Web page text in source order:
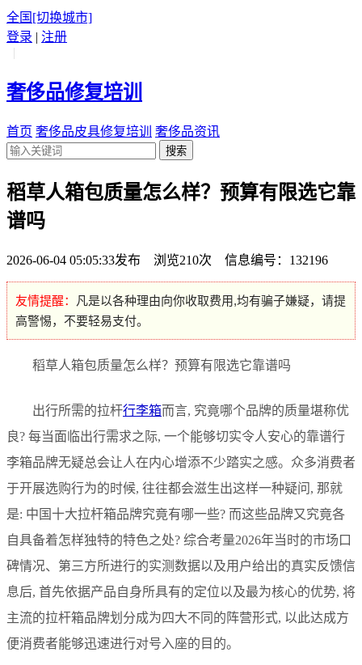
全国 [切换城市]
登录 | 注册
|
奢侈品修复培训
首页 奢侈品皮具修复培训 奢侈品资讯
搜索
稻草人箱包质量怎么样？预算有限选它靠
谱吗
2026-06-04 05:05:33发布 浏览210次 信息编号：132196
友情提醒：
凡是以各种理由向你收取费用,均有骗子嫌疑，请提
高警惕，不要轻易支付。
稻草人箱包质量怎么样？预算有限选它靠谱吗
出行所需的拉杆行李箱而言, 究竟哪个品牌的质量堪称优
良? 每当面临出行需求之际, 一个能够切实令人安心的靠谱行
李箱品牌无疑总会让人在内心增添不少踏实之感。众多消费者
于开展选购行为的时候, 往往都会滋生出这样一种疑问, 那就
是: 中国十大拉杆箱品牌究竟有哪一些? 而这些品牌又究竟各
自具备着怎样独特的特色之处? 综合考量2026年当时的市场口
碑情况、第三方所进行的实测数据以及用户给出的真实反馈信
息后, 首先依据产品自身所具有的定位以及最为核心的优势, 将
主流的拉杆箱品牌划分成为四大不同的阵营形式, 以此达成方
便消费者能够迅速进行对号入座的目的。